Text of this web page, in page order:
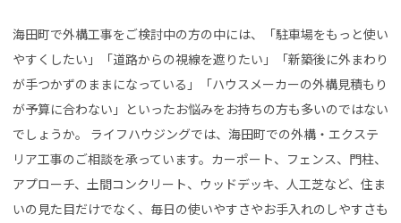
海田町で外構工事をご検討中の方の中には、「駐車場をもっと使い
やすくしたい」「道路からの視線を遮りたい」「新築後に外まわり
が手つかずのままになっている」「ハウスメーカーの外構見積もり
が予算に合わない」といったお悩みをお持ちの方も多いのではない
でしょうか。 ライフハウジングでは、海田町での外構・エクステ
リア工事のご相談を承っています。カーポート、フェンス、門柱、
アプローチ、土間コンクリート、ウッドデッキ、人工芝など、住ま
いの見た目だけでなく、毎日の使いやすさやお手入れのしやすさも